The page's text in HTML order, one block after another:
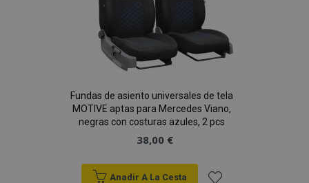
Deseos
Fundas de asiento universales de tela
MOTIVE aptas para Mercedes Viano,
negras con costuras azules, 2 pcs
38,00 €
Anadir A La Cesta